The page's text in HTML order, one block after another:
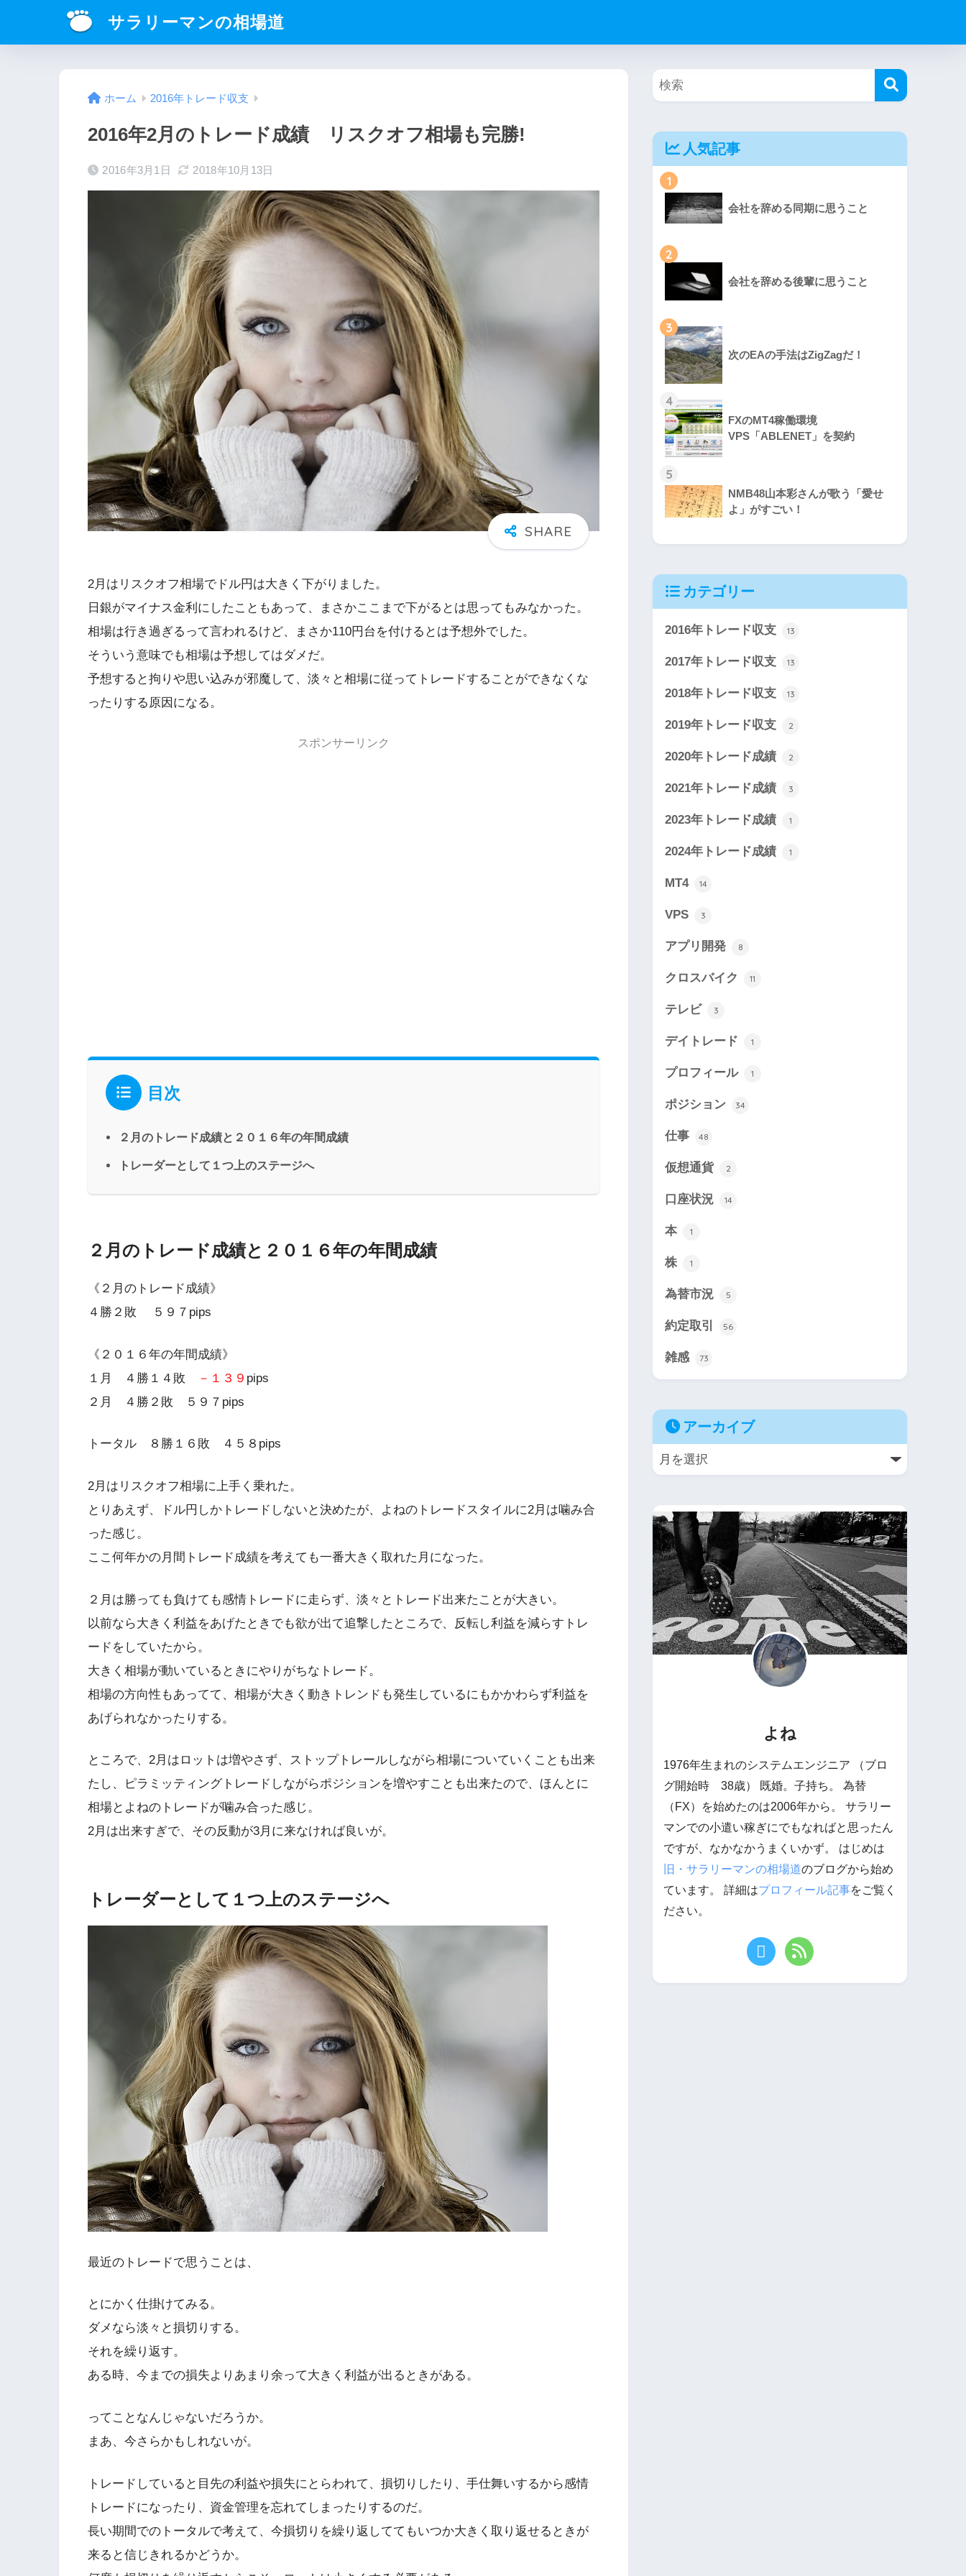
サラリーマンの相場道
ホーム 2016年トレード収支
2016年2月のトレード成績 リスクオフ相場も完勝!
2016年3月1日 2018年10月13日
2月はリスクオフ相場でドル円は大きく下がりました。
日銀がマイナス金利にしたこともあって、まさかここまで下がるとは思ってもみなかった。
相場は行き過ぎるって言われるけど、まさか110円台を付けるとは予想外でした。
そういう意味でも相場は予想してはダメだ。
予想すると拘りや思い込みが邪魔して、淡々と相場に従ってトレードすることができなくな
ったりする原因になる。
スポンサーリンク
目次
２月のトレード成績と２０１６年の年間成績
トレーダーとして１つ上のステージへ
２月のトレード成績と２０１６年の年間成績
《２月のトレード成績》
４勝２敗 ５９７pips
《２０１６年の年間成績》
１月 ４勝１４敗
－１３９ pips
２月 ４勝２敗 ５９７pips
トータル ８勝１６敗 ４５８pips
2月はリスクオフ相場に上手く乗れた。
とりあえず、ドル円しかトレードしないと決めたが、よねのトレードスタイルに2月は噛み合
った感じ。
ここ何年かの月間トレード成績を考えても一番大きく取れた月になった。
２月は勝っても負けても感情トレードに走らず、淡々とトレード出来たことが大きい。
以前なら大きく利益をあげたときでも欲が出て追撃したところで、反転し利益を減らすトレ
ードをしていたから。
大きく相場が動いているときにやりがちなトレード。
相場の方向性もあってて、相場が大きく動きトレンドも発生しているにもかかわらず利益を
あげられなかったりする。
ところで、2月はロットは増やさず、ストップトレールしながら相場についていくことも出来
たし、ピラミッティングトレードしながらポジションを増やすことも出来たので、ほんとに
相場とよねのトレードが噛み合った感じ。
2月は出来すぎで、その反動が3月に来なければ良いが。
トレーダーとして１つ上のステージへ
最近のトレードで思うことは、
とにかく仕掛けてみる。
ダメなら淡々と損切りする。
それを繰り返す。
ある時、今までの損失よりあまり余って大きく利益が出るときがある。
ってことなんじゃないだろうか。
まあ、今さらかもしれないが。
トレードしていると目先の利益や損失にとらわれて、損切りしたり、手仕舞いするから感情
トレードになったり、資金管理を忘れてしまったりするのだ。
長い期間でのトータルで考えて、今損切りを繰り返しててもいつか大きく取り返せるときが
来ると信じきれるかどうか。
人気記事
1
会社を辞める同期に思うこと
2
会社を辞める後輩に思うこと
3
次のEAの手法はZigZagだ！
4
FXのMT4稼働環境
VPS「ABLENET」を契約
5
NMB48山本彩さんが歌う「愛せ
よ」がすごい！
カテゴリー
2016年トレード収支 13
2017年トレード収支 13
2018年トレード収支 13
2019年トレード収支 2
2020年トレード成績 2
2021年トレード成績 3
2023年トレード成績 1
2024年トレード成績 1
MT4 14
VPS 3
アプリ開発 8
クロスバイク 11
テレビ 3
デイトレード 1
プロフィール 1
ポジション 34
仕事 48
仮想通貨 2
口座状況 14
本 1
株 1
為替市況 5
約定取引 56
雑感 73
アーカイブ
よね
1976年生まれのシステムエンジニア （ブロ
グ開始時 38歳） 既婚。子持ち。 為替
（FX）を始めたのは2006年から。 サラリー
マンでの小遣い稼ぎにでもなればと思ったん
ですが、なかなかうまくいかず。 はじめは
旧・サラリーマンの相場道のブログから始め
ています。 詳細はプロフィール記事をご覧く
ださい。